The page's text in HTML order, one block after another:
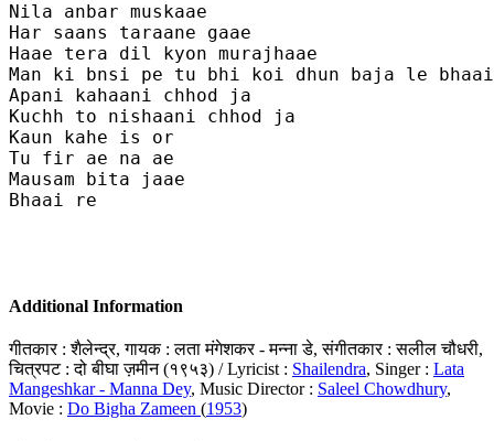
Nila anbar muskaae
Har saans taraane gaae
Haae tera dil kyon murajhaae
Man ki bnsi pe tu bhi koi dhun baja le
Apani kahaani chhod ja
Kuchh to nishaani chhod ja
Kaun kahe is or
Tu fir ae na ae
Mausam bita jaae
Bhaai re
Additional Information
गीतकार : शैलेन्द्र, गायक : लता मंगेशकर - मन्ना डे, संगीतकार : सलील चौधरी,
चित्रपट : दो बीघा ज़मीन (१९५३) / Lyricist : Shailendra, Singer : Lata
Mangeshkar - Manna Dey, Music Director : Saleel Chowdhury,
Movie : Do Bigha Zameen (1953)